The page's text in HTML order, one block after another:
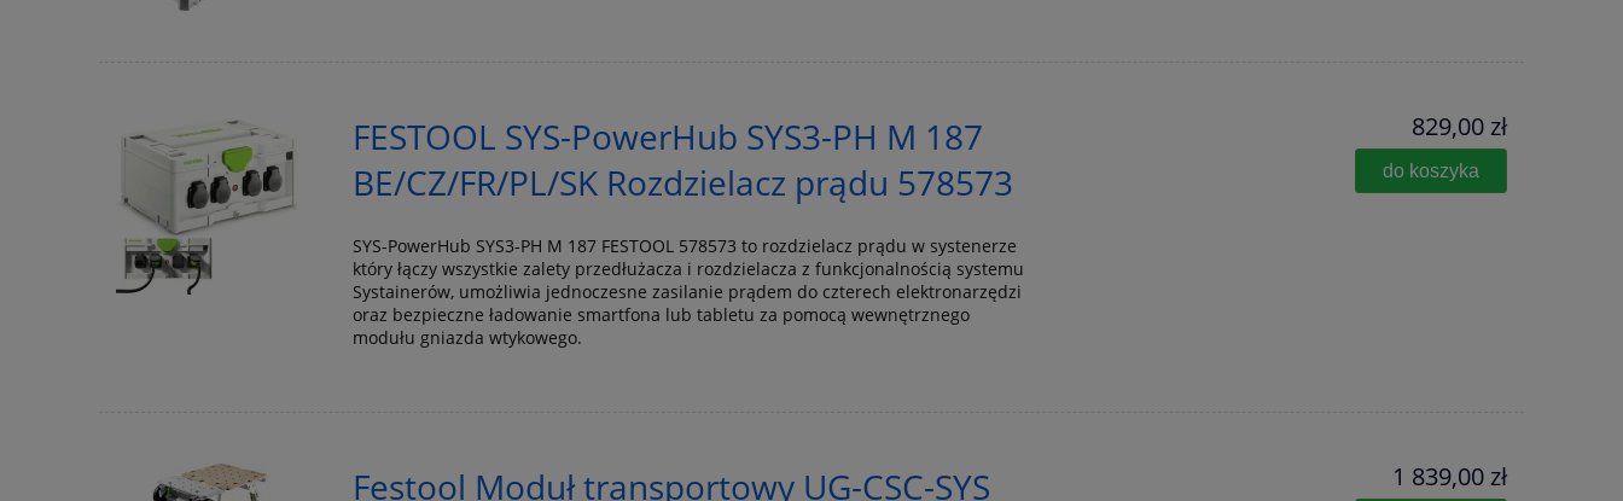
FESTOOL SYS-PowerHub SYS3-PH M 187
BE/CZ/FR/PL/SK Rozdzielacz prądu 578573
SYS-PowerHub SYS3-PH M 187 FESTOOL 578573 to rozdzielacz prądu w systenerze
który łączy wszystkie zalety przedłużacza i rozdzielacza z funkcjonalnością systemu
Systainerów, umożliwia jednoczesne zasilanie prądem do czterech elektronarzędzi
oraz bezpieczne ładowanie smartfona lub tabletu za pomocą wewnętrznego
modułu gniazda wtykowego.
829,00 zł
do koszyka
Festool Moduł transportowy UG-CSC-SYS 1 839,00 zł